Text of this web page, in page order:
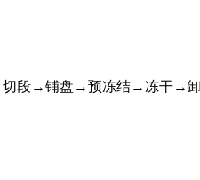
切段→铺盘→预冻结→冻干→